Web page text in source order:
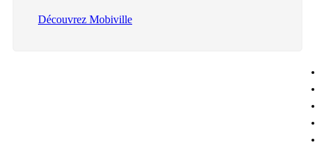
Découvrez Mobiville